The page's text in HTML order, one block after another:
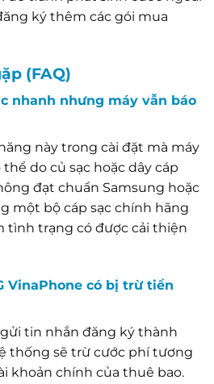
ký thêm các gói mua
(FAQ)
nhanh nhưng máy vẫn báo
này trong cài đặt mà máy
do củ sạc hoặc dây cáp
đạt chuẩn Samsung hoặc
một bộ cáp sạc chính hãng
tình trạng có được cải thiện
VinaPhone có bị trừ tiền
tin nhắn đăng ký thành
thống sẽ trừ cước phí tương
khoản chính của thuê bao.